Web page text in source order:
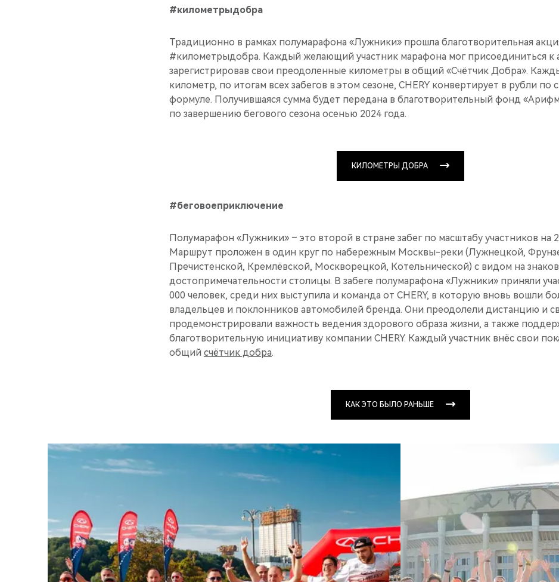
#километрыдобра
Традиционно в рамках полумарафона «Лужники» прошла благотворительная
#километрыдобра. Каждый желающий участник марафона мог присоединиться к
зарегистрировав свои преодоленные километры в общий «Счётчик Добра».
километр, по итогам всех забегов в этом сезоне, CHERY конвертирует в рубли по
формуле. Получившаяся сумма будет передана в благотворительный фонд
по завершению бегового сезона осенью 2024 года.
КИЛОМЕТРЫ ДОБРА
#беговоеприключение
Полумарафон «Лужники» – это второй в стране забег по масштабу участников на
Маршрут проложен в один круг по набережным Москвы-реки (Лужнецкой,
Пречистенской, Кремлёвской, Москворецкой, Котельнической) с видом на
достопримечательности столицы. В забеге полумарафона «Лужники» приняли
000 человек, среди них выступила и команда от CHERY, в которую вновь вошли
владельцев и поклонников автомобилей бренда. Они преодолели дистанцию и
продемонстрировали важность ведения здорового образа жизни, а также
благотворительную инициативу компании CHERY. Каждый участник внёс свои
общий счётчик добра.
КАК ЭТО БЫЛО РАНЬШЕ